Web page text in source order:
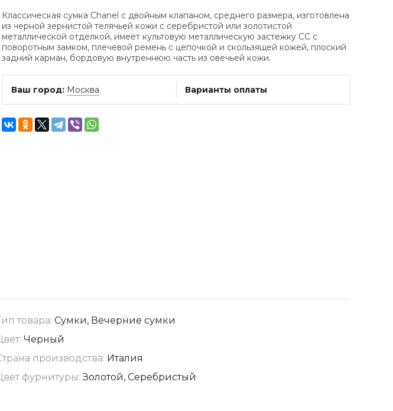
Классическая сумка Chanel с двойным клапаном, среднего размера, изготовлена
из черной зернистой телячьей кожи с серебристой или золотистой
металлической отделкой, имеет культовую металлическую застежку CC с
поворотным замком, плечевой ремень с цепочкой и скользящей кожей, плоский
задний карман, бордовую внутреннюю часть из овечьей кожи.
Ваш город: Москва Варианты оплаты
товара: Сумки, Вечерние сумки
Черный
производства: Италия
фурнитуры: Золотой, Серебристый